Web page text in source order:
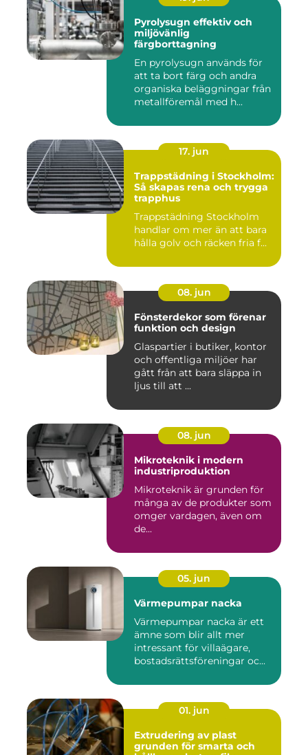
Pyrolysugn effektiv och
miljövänlig
färgborttagning
En pyrolysugn används för
att ta bort färg och andra
organiska beläggningar från
metallföremål med h...
17. jun
Trappstädning i Stockholm:
Så skapas rena och trygga
trapphus
Trappstädning Stockholm
handlar om mer än att bara
hålla golv och räcken fria f...
08. jun
Fönsterdekor som förenar
funktion och design
Glaspartier i butiker, kontor
och offentliga miljöer har
gått från att bara släppa in
ljus till att ...
08. jun
Mikroteknik i modern
industriproduktion
Mikroteknik är grunden för
många av de produkter som
omger vardagen, även om
de...
05. jun
Värmepumpar nacka
Värmepumpar nacka är ett
ämne som blir allt mer
intressant för villaägare,
bostadsrättsföreningar oc...
01. jun
Extrudering av plast
grunden för smarta och